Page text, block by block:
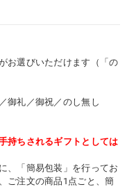
お選びいただけます（「の
御礼／御祝／のし無し
持ちされるギフトとしては
、「簡易包装」を行ってお
ご注文の商品1点ごと、簡